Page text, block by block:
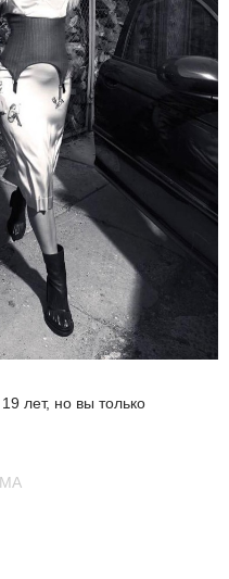
лет, но вы только